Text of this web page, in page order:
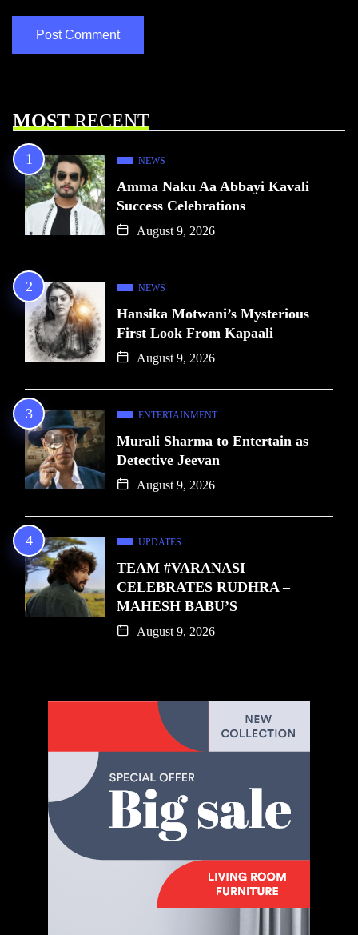
MOSTRECENT
NEWS
Amma Naku Aa Abbayi Kavali
Success Celebrations
August 9, 2026
NEWS
Hansika Motwani’s Mysterious
First Look From Kapaali
August 9, 2026
ENTERTAINMENT
Murali Sharma to Entertain as
Detective Jeevan
August 9, 2026
UPDATES
TEAM #VARANASI
CELEBRATES RUDHRA –
MAHESH BABU’S
August 9, 2026